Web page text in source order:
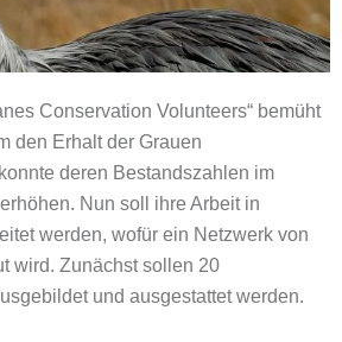
Conservation Volunteers“ bemüht
den Erhalt der Grauen
deren Bestandszahlen im
Nun soll ihre Arbeit in
werden, wofür ein Netzwerk von
wird. Zunächst sollen 20
und ausgestattet werden.